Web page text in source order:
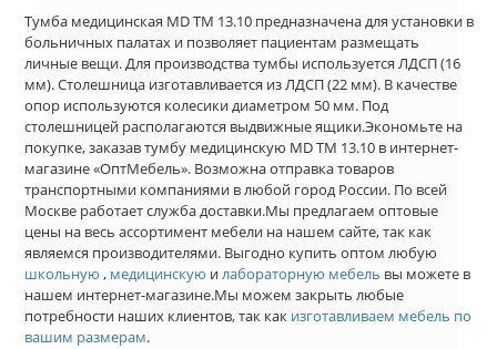
Тумба медицинская MD ТМ 13.10 предназначена для установки в
больничных палатах и позволяет пациентам размещать
личные вещи. Для производства тумбы используется ЛДСП (16
мм). Столешница изготавливается из ЛДСП (22 мм). В качестве
опор используются колесики диаметром 50 мм. Под
столешницей располагаются выдвижные ящики.Экономьте на
покупке, заказав тумбу медицинскую MD ТМ 13.10 в интернет-
магазине «ОптМебель». Возможна отправка товаров
транспортными компаниями в любой город России. По всей
Москве работает служба доставки.Мы предлагаем оптовые
цены на весь ассортимент мебели на нашем сайте, так как
являемся производителями. Выгодно купить оптом любую
школьную , медицинскую илабораторную мебель вы можете в
нашем интернет-магазине.Мы можем закрыть любые
потребности наших клиентов, так как изготавливаем мебель по
вашим размерам.